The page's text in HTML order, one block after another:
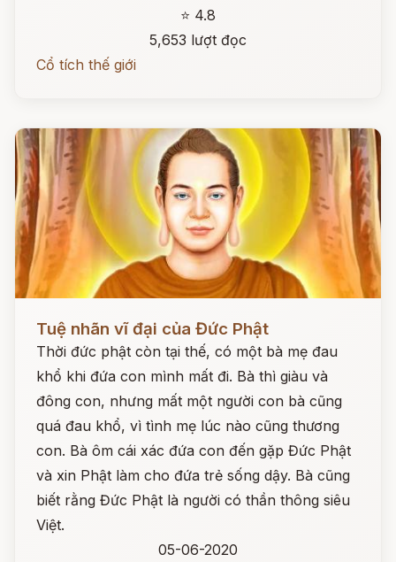
⭐ 4.8
5,653 lượt đọc
Cổ tích thế giới
Tuệ nhãn vĩ đại của Đức Phật
Thời đức phật còn tại thế, có một bà mẹ đau
khổ khi đứa con mình mất đi. Bà thì giàu và
đông con, nhưng mất một người con bà cũng
quá đau khổ, vì tình mẹ lúc nào cũng thương
con. Bà ôm cái xác đứa con đến gặp Đức Phật
và xin Phật làm cho đứa trẻ sống dậy. Bà cũng
biết rằng Đức Phật là người có thần thông siêu
Việt.
05-06-2020